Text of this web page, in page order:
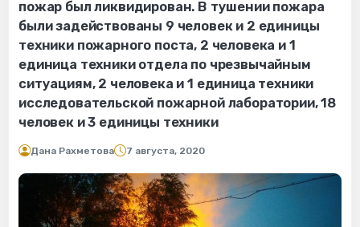
пожар был ликвидирован. В тушении пожара
были задействованы 9 человек и 2 единицы
техники пожарного поста, 2 человека и 1
единица техники отдела по чрезвычайным
ситуациям, 2 человека и 1 единица техники
исследовательской пожарной лаборатории, 18
человек и 3 единицы техники
Дана Рахметова 7 августа, 2020